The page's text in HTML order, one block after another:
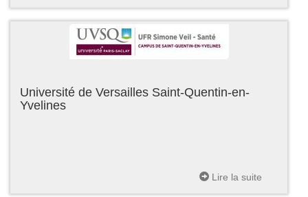
Université de Versailles Saint-Quentin-en-
Yvelines
Lire la suite